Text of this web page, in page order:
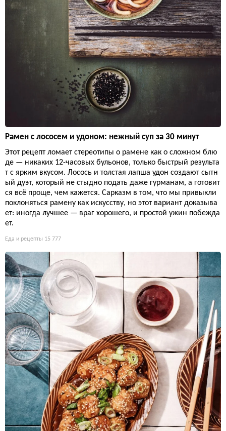
Рамен с лососем и удоном: нежный суп за 30 минут
Этот рецепт ломает стереотипы о рамене как о сложном блю
де — никаких 12-часовых бульонов, только быстрый результа
т с ярким вкусом. Лосось и толстая лапша удон создают сытн
ый дуэт, который не стыдно подать даже гурманам, а готовит
ся всё проще, чем кажется. Сарказм в том, что мы привыкли
поклоняться рамену как искусству, но этот вариант доказыва
ет: иногда лучшее — враг хорошего, и простой ужин побежда
ет.
Еда и рецепты 15 777